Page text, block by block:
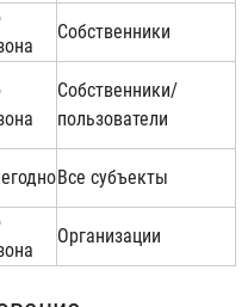
Собственники
Собственники/
пользователи
Все субъекты
Организации